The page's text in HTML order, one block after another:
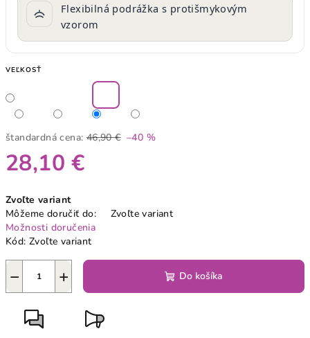
Flexibilná podrážka s protišmykovým
vzorom
VEĽKOSŤ
štandardná cena: 46,90 € –40 %
28,10 €
cena:
Zvoľte variant
Môžeme doručiť do:
Zvoľte variant
Možnosti doručenia
Kód: Zvoľte variant
+
− Do košíka